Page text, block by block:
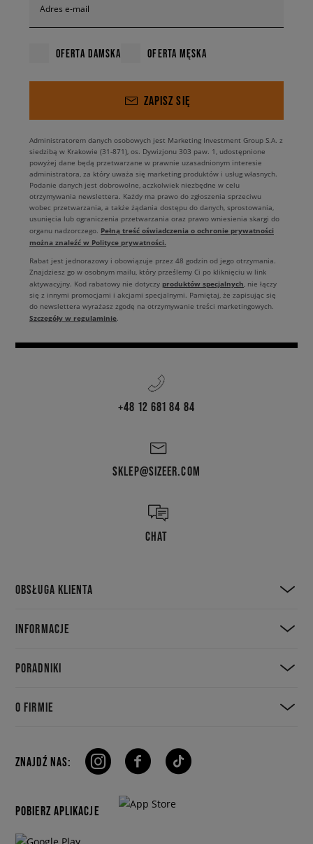
Adres e-mail
OFERTA DAMSKA OFERTA MĘSKA
ZAPISZ SIĘ
Administratorem danych osobowych jest Marketing Investment Group S.A. z
siedzibą w Krakowie (31-871), os. Dywizjonu 303 paw. 1, udostępnione
powyżej dane będą przetwarzane w prawnie uzasadnionym interesie
administratora, za który uważa się marketing produktów i usług własnych.
Podanie danych jest dobrowolne, aczkolwiek niezbędne w celu
otrzymywania newslettera. Każdy ma prawo do zgłoszenia sprzeciwu
wobec przetwarzania, a także żądania dostępu do danych, sprostowania,
usunięcia lub ograniczenia przetwarzania oraz prawo wniesienia skargi do
organu nadzorczego. Pełną treść oświadczenia o ochronie prywatności
można znaleźć w Polityce prywatności.
Rabat jest jednorazowy i obowiązuje przez 48 godzin od jego otrzymania.
Znajdziesz go w osobnym mailu, który prześlemy Ci po kliknięciu w link
aktywacyjny. Kod rabatowy nie dotyczy produktów specjalnych, nie łączy
się z innymi promocjami i akcjami specjalnymi. Pamiętaj, że zapisując się
do newslettera wyrażasz zgodę na otrzymywanie treści marketingowych.
Szczegóły w regulaminie.
+48 12 681 84 84
SKLEP@SIZEER.COM
CHAT
OBSŁUGA KLIENTA
INFORMACJE
PORADNIKI
O FIRMIE
ZNAJDŹ NAS:
POBIERZ APLIKACJE